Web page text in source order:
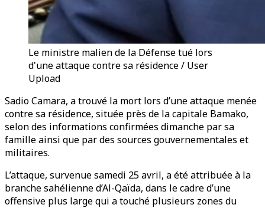
Le ministre malien de la Défense tué lors
d'une attaque contre sa résidence / User
Upload
Sadio Camara, a trouvé la mort lors d’une attaque menée
contre sa résidence, située près de la capitale Bamako,
selon des informations confirmées dimanche par sa
famille ainsi que par des sources gouvernementales et
militaires.
L’attaque, survenue samedi 25 avril, a été attribuée à la
branche sahélienne d’Al-Qaïda, dans le cadre d’une
offensive plus large qui a touché plusieurs zones du